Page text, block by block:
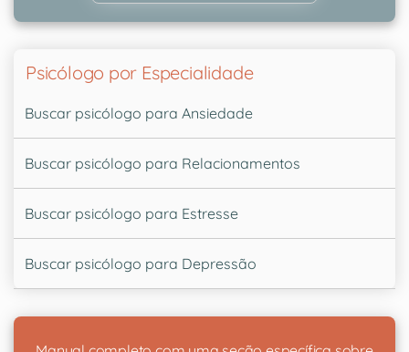
Psicólogo por Especialidade
Buscar psicólogo para Ansiedade
Buscar psicólogo para Relacionamentos
Buscar psicólogo para Estresse
Buscar psicólogo para Depressão